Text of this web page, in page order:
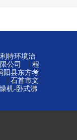
特环境治
公司
程
阳县东方考
石首市文
机-卧式沸